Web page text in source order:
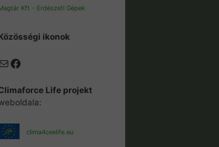
Kft - Erdészeti Gépek
ikonok
MailFacebook
Life projekt
clima4ceelife.eu